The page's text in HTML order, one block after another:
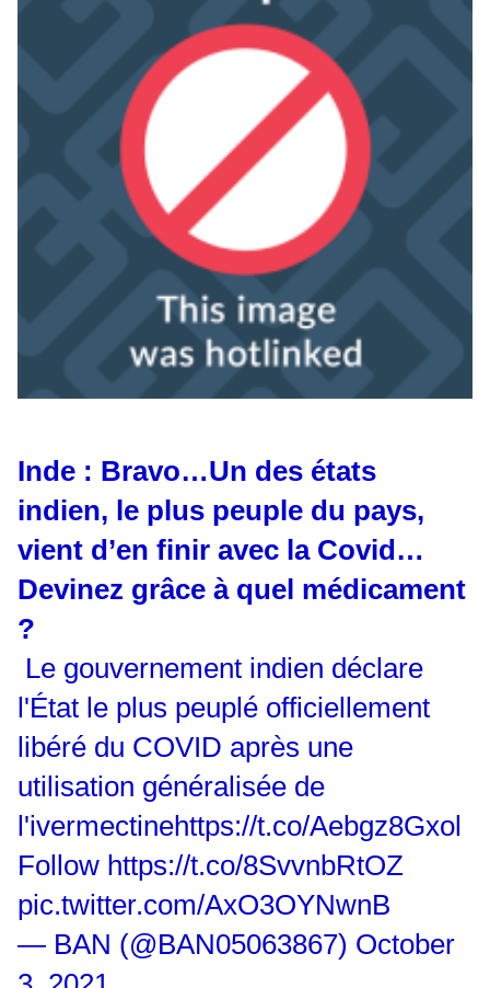
Inde : Bravo…Un des états
indien, le plus peuple du pays,
vient d’en finir avec la Covid…
Devinez grâce à quel médicament
?
Le gouvernement indien déclare
l'État le plus peuplé officiellement
libéré du COVID après une
utilisation généralisée de
l'ivermectinehttps://t.co/Aebgz8Gxol
Follow https://t.co/8SvvnbRtOZ
pic.twitter.com/AxO3OYNwnB
— BAN (@BAN05063867) October